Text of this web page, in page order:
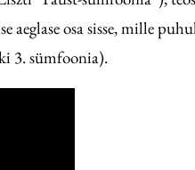
aeglase osa sisse, mille
3. sümfoonia).